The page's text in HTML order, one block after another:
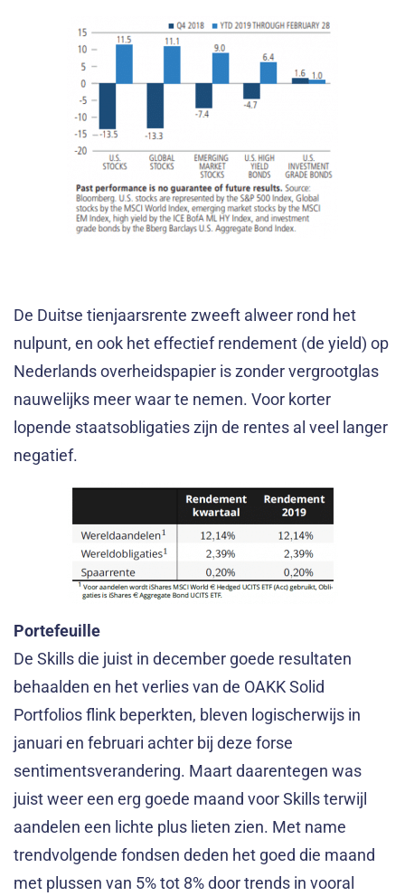
De Duitse tienjaarsrente zweeft alweer rond het
nulpunt, en ook het effectief rendement (de yield) op
Nederlands overheidspapier is zonder vergrootglas
nauwelijks meer waar te nemen. Voor korter
lopende staatsobligaties zijn de rentes al veel langer
negatief.
Portefeuille
De Skills die juist in december goede resultaten
behaalden en het verlies van de OAKK Solid
Portfolios flink beperkten, bleven logischerwijs in
januari en februari achter bij deze forse
sentimentsverandering. Maart daarentegen was
juist weer een erg goede maand voor Skills terwijl
aandelen een lichte plus lieten zien. Met name
trendvolgende fondsen deden het goed die maand
met plussen van 5% tot 8% door trends in vooral